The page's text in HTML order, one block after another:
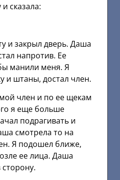
сказала:
и закрыл дверь. Даша
напротив. Ее
манили меня. Я
и штаны, достал член.
член и по ее щекам
я еще больше
подрагивать и
смотрела то на
Я подошел ближе,
ее лица. Даша
сторону.